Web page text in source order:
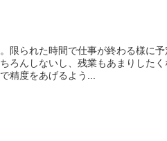
限られた時間で仕事が終わる様に予
ろんしないし、残業もあまりしたく
精度をあげるよう...